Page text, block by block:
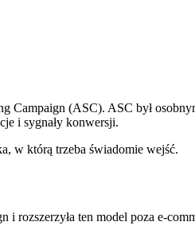
Campaign (ASC). ASC był
i sygnały konwersji.
w którą trzeba świadomie wejść.
i rozszerzyła ten model poza e-